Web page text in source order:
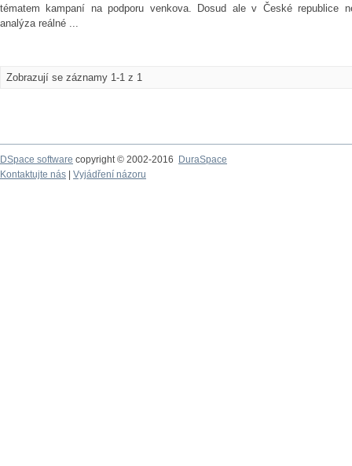
tématem kampaní na podporu venkova. Dosud ale v České republice
analýza reálné ...
Zobrazují se záznamy 1-1 z 1
DSpace software copyright © 2002-2016
DuraSpace
Kontaktujte nás
Vyjádření názoru